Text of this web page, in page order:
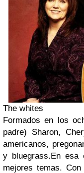
The whites
Formados en los
padre) Sharon,
americanos,
y bluegrass.En esa
mejores temas.